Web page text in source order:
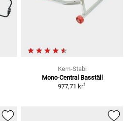
Kern-Stabi
Mono-Central Basställ
977,71 kr1